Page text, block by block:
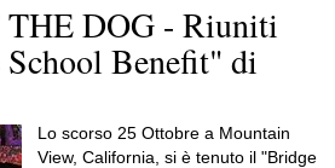
DOG - Riuniti
Benefit" di
Lo scorso 25 Ottobre a Mountain
View, California, si è tenuto il "Bridge